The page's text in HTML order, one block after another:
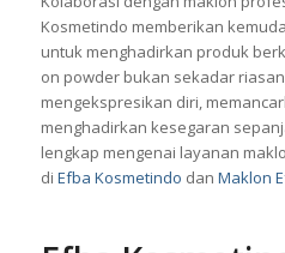
Kosmetindo memberikan
untuk menghadirkan produk
on powder bukan sekadar
mengekspresikan diri,
menghadirkan kesegaran
lengkap mengenai layanan
di Efba Kosmetindo dan Maklon